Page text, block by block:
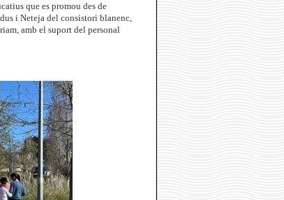
que es promou des de
i Neteja del consistori blanenc,
amb el suport del personal